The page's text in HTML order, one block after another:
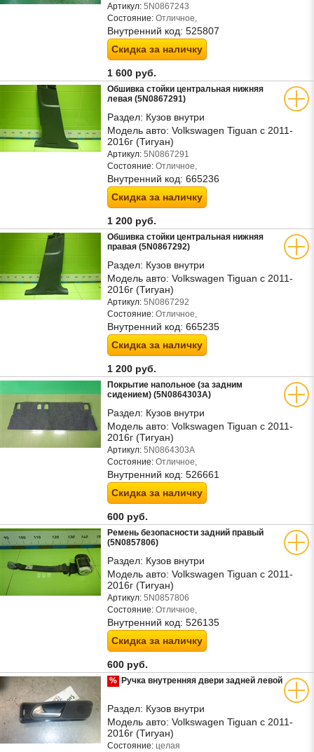
Артикул: 5N0867243
Состояние: Отличное,
Внутренний код: 525807
Скидка за наличку
1 600 руб.
Обшивка стойки центральная нижняя
левая (5N0867291)
Раздел: Кузов внутри
Модель авто: Volkswagen Tiguan с 2011-
2016г (Тигуан)
Артикул: 5N0867291
Состояние: Отличное,
Внутренний код: 665236
Скидка за наличку
1 200 руб.
Обшивка стойки центральная нижняя
правая (5N0867292)
Раздел: Кузов внутри
Модель авто: Volkswagen Tiguan с 2011-
2016г (Тигуан)
Артикул: 5N0867292
Состояние: Отличное,
Внутренний код: 665235
Скидка за наличку
1 200 руб.
Покрытие напольное (за задним
сидением) (5N0864303A)
Раздел: Кузов внутри
Модель авто: Volkswagen Tiguan с 2011-
2016г (Тигуан)
Артикул: 5N0864303A
Состояние: Отличное,
Внутренний код: 526661
Скидка за наличку
600 руб.
Ремень безопасности задний правый
(5N0857806)
Раздел: Кузов внутри
Модель авто: Volkswagen Tiguan с 2011-
2016г (Тигуан)
Артикул: 5N0857806
Состояние: Отличное,
Внутренний код: 526135
Скидка за наличку
600 руб.
% Ручка внутренняя двери задней левой
Раздел: Кузов внутри
Модель авто: Volkswagen Tiguan с 2011-
2016г (Тигуан)
Состояние: целая